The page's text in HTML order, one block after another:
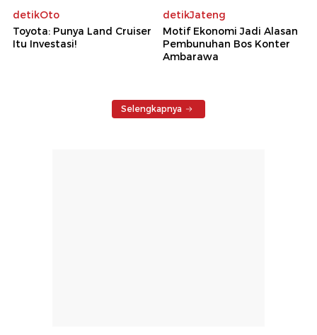
detikOto
Toyota: Punya Land Cruiser
Itu Investasi!
detikJateng
Motif Ekonomi Jadi Alasan
Pembunuhan Bos Konter
Ambarawa
Selengkapnya